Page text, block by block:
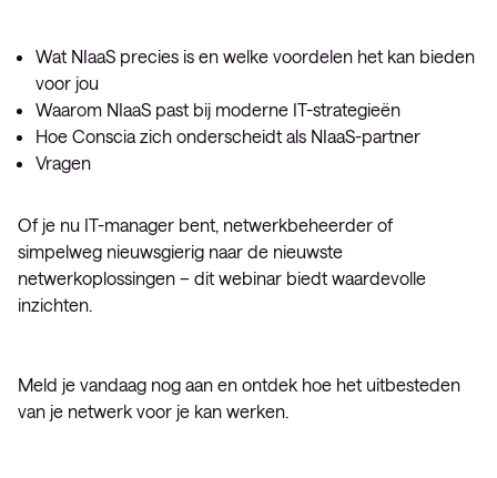
Wat NIaaS precies is en welke voordelen het kan bieden
voor jou
Waarom NIaaS past bij moderne IT-strategieën
Hoe Conscia zich onderscheidt als NIaaS-partner
Vragen
Of je nu IT-manager bent, netwerkbeheerder of
simpelweg nieuwsgierig naar de nieuwste
netwerkoplossingen – dit webinar biedt waardevolle
inzichten.
Meld je vandaag nog aan en ontdek hoe het uitbesteden
van je netwerk voor je kan werken.